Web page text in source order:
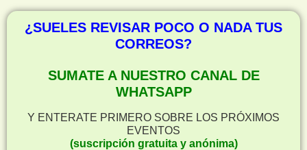
¿SUELES REVISAR POCO O NADA TUS
CORREOS?
SUMATE A NUESTRO CANAL DE
WHATSAPP
Y ENTERATE PRIMERO SOBRE LOS PRÓXIMOS
EVENTOS
(suscripción gratuita y anónima)